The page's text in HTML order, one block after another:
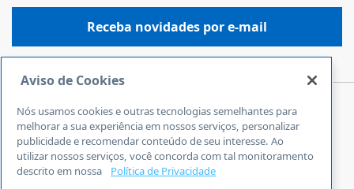
Central de Atendimento
0800 570 0800
24 horas por dia
Receba novidades por e-mail
Aviso de Cookies
Nós usamos cookies e outras tecnologias semelhantes para
melhorar a sua experiência em nossos serviços, personalizar
publicidade e recomendar conteúdo de seu interesse. Ao
utilizar nossos serviços, você concorda com tal monitoramento
descrito em nossa
Política de Privacidade